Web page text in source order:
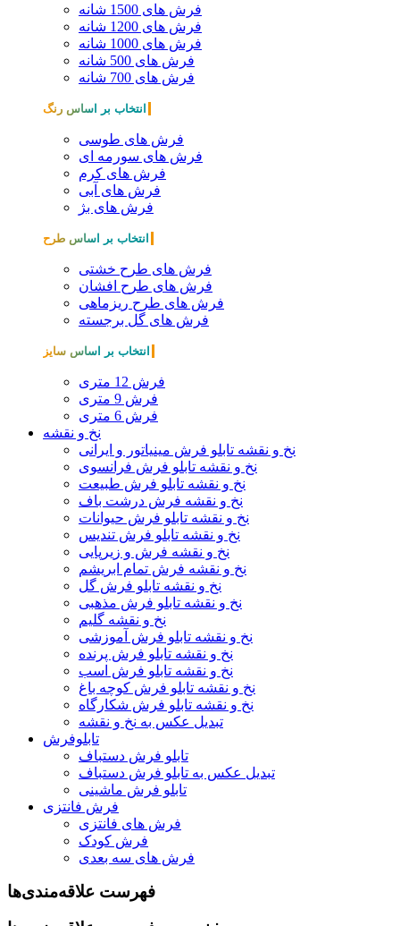
فرش های 1500 شانه
فرش های 1200 شانه
فرش های 1000 شانه
فرش های 500 شانه
فرش های 700 شانه
انتخاب بر اساس رنگ
فرش های طوسی
فرش های سورمه ای
فرش های کرم
فرش های آبی
فرش های بژ
انتخاب بر اساس طرح
فرش های طرح خشتی
فرش های طرح افشان
فرش های طرح ریزماهی
فرش های گل برجسته
انتخاب بر اساس سایز
فرش 12 متری
فرش 9 متری
فرش 6 متری
نخ و نقشه
نخ و نقشه تابلو فرش مینیاتور و ایرانی
نخ و نقشه تابلو فرش فرانسوی
نخ و نقشه تابلو فرش طبیعت
نخ و نقشه فرش درشت باف
نخ و نقشه تابلو فرش حیوانات
نخ و نقشه تابلو فرش تندیس
نخ و نقشه فرش و زیرپایی
نخ و نقشه فرش تمام ابریشم
نخ و نقشه تابلو فرش گل
نخ و نقشه تابلو فرش مذهبی
نخ و نقشه گلیم
نخ و نقشه تابلو فرش آموزشی
نخ و نقشه تابلو فرش پرنده
نخ و نقشه تابلو فرش اسب
نخ و نقشه تابلو فرش کوچه باغ
نخ و نقشه تابلو فرش شکارگاه
تبدیل عکس به نخ و نقشه
تابلوفرش
تابلو فرش دستباف
تبدیل عکس به تابلو فرش دستباف
تابلو فرش ماشینی
فرش فانتزی
فرش های فانتزی
فرش کودک
فرش های سه بعدی
فهرست علاقه‌مندی‌ها